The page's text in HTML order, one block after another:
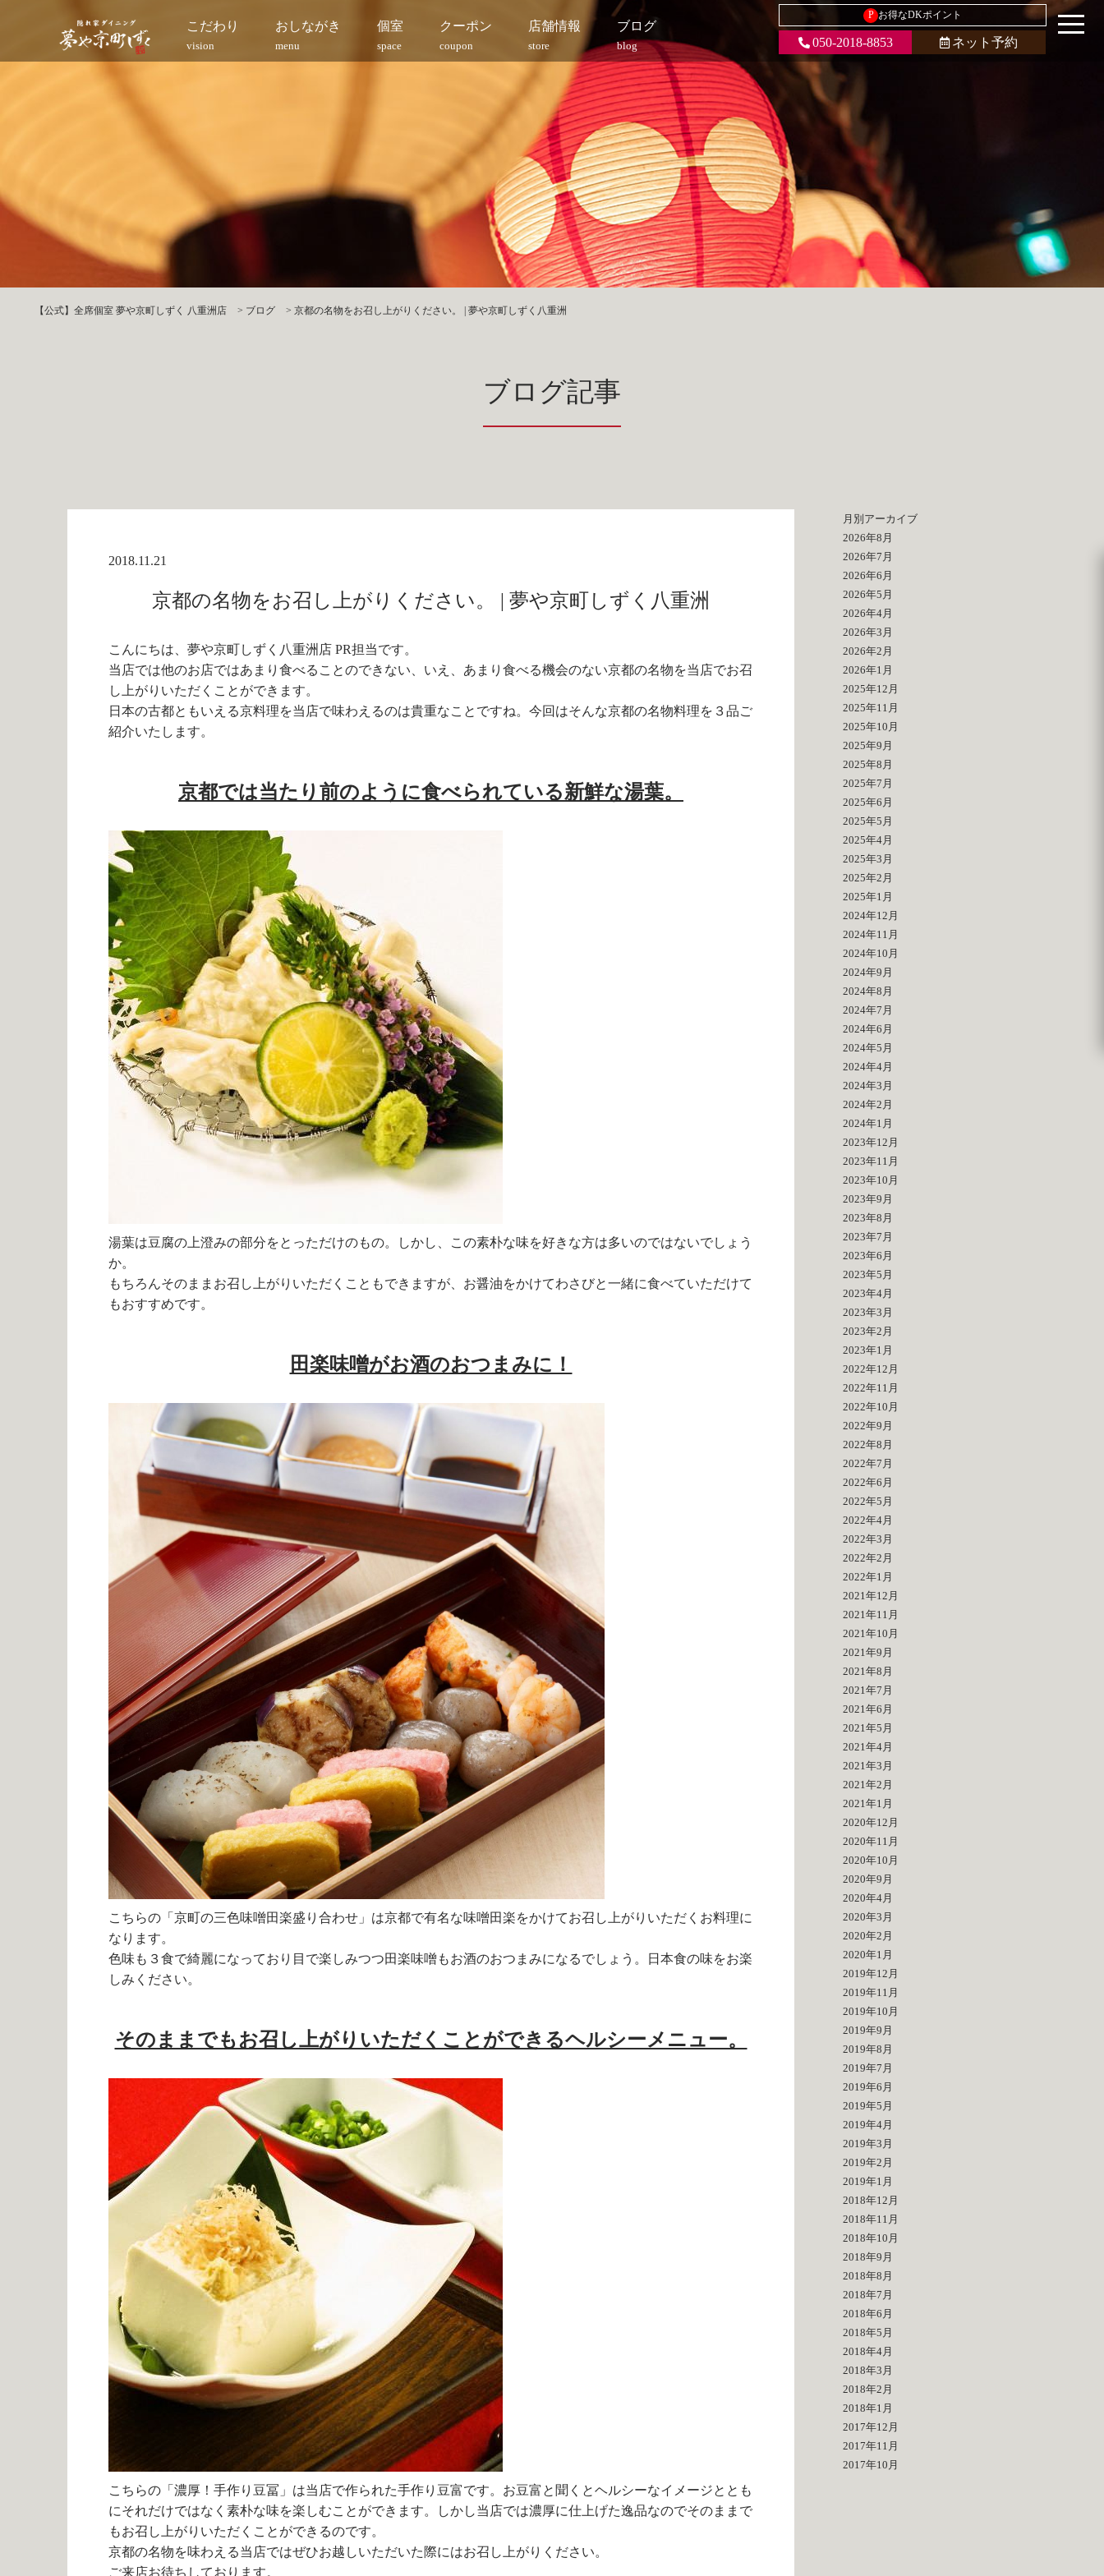
こだわり
vision
おしながき
menu
個室
space
クーポン
coupon
店舗情報
store
ブログ
blog
P お得なDKポイント
050-2018-8853 ネット予約
【公式】全席個室 夢や京町しずく 八重洲店 > ブログ > 京都の名物をお召し上がりください。 | 夢や京町しずく八重洲
ブログ記事
2018.11.21
京都の名物をお召し上がりください。 | 夢や京町しずく八重洲
こんにちは、夢や京町しずく八重洲店 PR担当です。
当店では他のお店ではあまり食べることのできない、いえ、あまり食べる機会のない京都の名物を当店でお召
し上がりいただくことができます。
日本の古都ともいえる京料理を当店で味わえるのは貴重なことですね。今回はそんな京都の名物料理を３品ご
紹介いたします。
京都では当たり前のように食べられている新鮮な湯葉。
湯葉は豆腐の上澄みの部分をとっただけのもの。しかし、この素朴な味を好きな方は多いのではないでしょう
か。
もちろんそのままお召し上がりいただくこともできますが、お醤油をかけてわさびと一緒に食べていただけて
もおすすめです。
田楽味噌がお酒のおつまみに！
こちらの「京町の三色味噌田楽盛り合わせ」は京都で有名な味噌田楽をかけてお召し上がりいただくお料理に
なります。
色味も３食で綺麗になっており目で楽しみつつ田楽味噌もお酒のおつまみになるでしょう。日本食の味をお楽
しみください。
そのままでもお召し上がりいただくことができるヘルシーメニュー。
こちらの「濃厚！手作り豆冨」は当店で作られた手作り豆富です。お豆富と聞くとヘルシーなイメージととも
にそれだけではなく素朴な味を楽しむことができます。しかし当店では濃厚に仕上げた逸品なのでそのままで
もお召し上がりいただくことができるのです。
京都の名物を味わえる当店ではぜひお越しいただいた際にはお召し上がりください。
ご来店お待ちしております。
月別アーカイブ
2026年8月
2026年7月
2026年6月
2026年5月
2026年4月
2026年3月
2026年2月
2026年1月
2025年12月
2025年11月
2025年10月
2025年9月
2025年8月
2025年7月
2025年6月
2025年5月
2025年4月
2025年3月
2025年2月
2025年1月
2024年12月
2024年11月
2024年10月
2024年9月
2024年8月
2024年7月
2024年6月
2024年5月
2024年4月
2024年3月
2024年2月
2024年1月
2023年12月
2023年11月
2023年10月
2023年9月
2023年8月
2023年7月
2023年6月
2023年5月
2023年4月
2023年3月
2023年2月
2023年1月
2022年12月
2022年11月
2022年10月
2022年9月
2022年8月
2022年7月
2022年6月
2022年5月
2022年4月
2022年3月
2022年2月
2022年1月
2021年12月
2021年11月
2021年10月
2021年9月
2021年8月
2021年7月
2021年6月
2021年5月
2021年4月
2021年3月
2021年2月
2021年1月
2020年12月
2020年11月
2020年10月
2020年9月
2020年4月
2020年3月
2020年2月
2020年1月
2019年12月
2019年11月
2019年10月
2019年9月
2019年8月
2019年7月
2019年6月
2019年5月
2019年4月
2019年3月
2019年2月
2019年1月
2018年12月
2018年11月
2018年10月
2018年9月
2018年8月
2018年7月
2018年6月
2018年5月
2018年4月
2018年3月
2018年2月
2018年1月
2017年12月
2017年11月
2017年10月